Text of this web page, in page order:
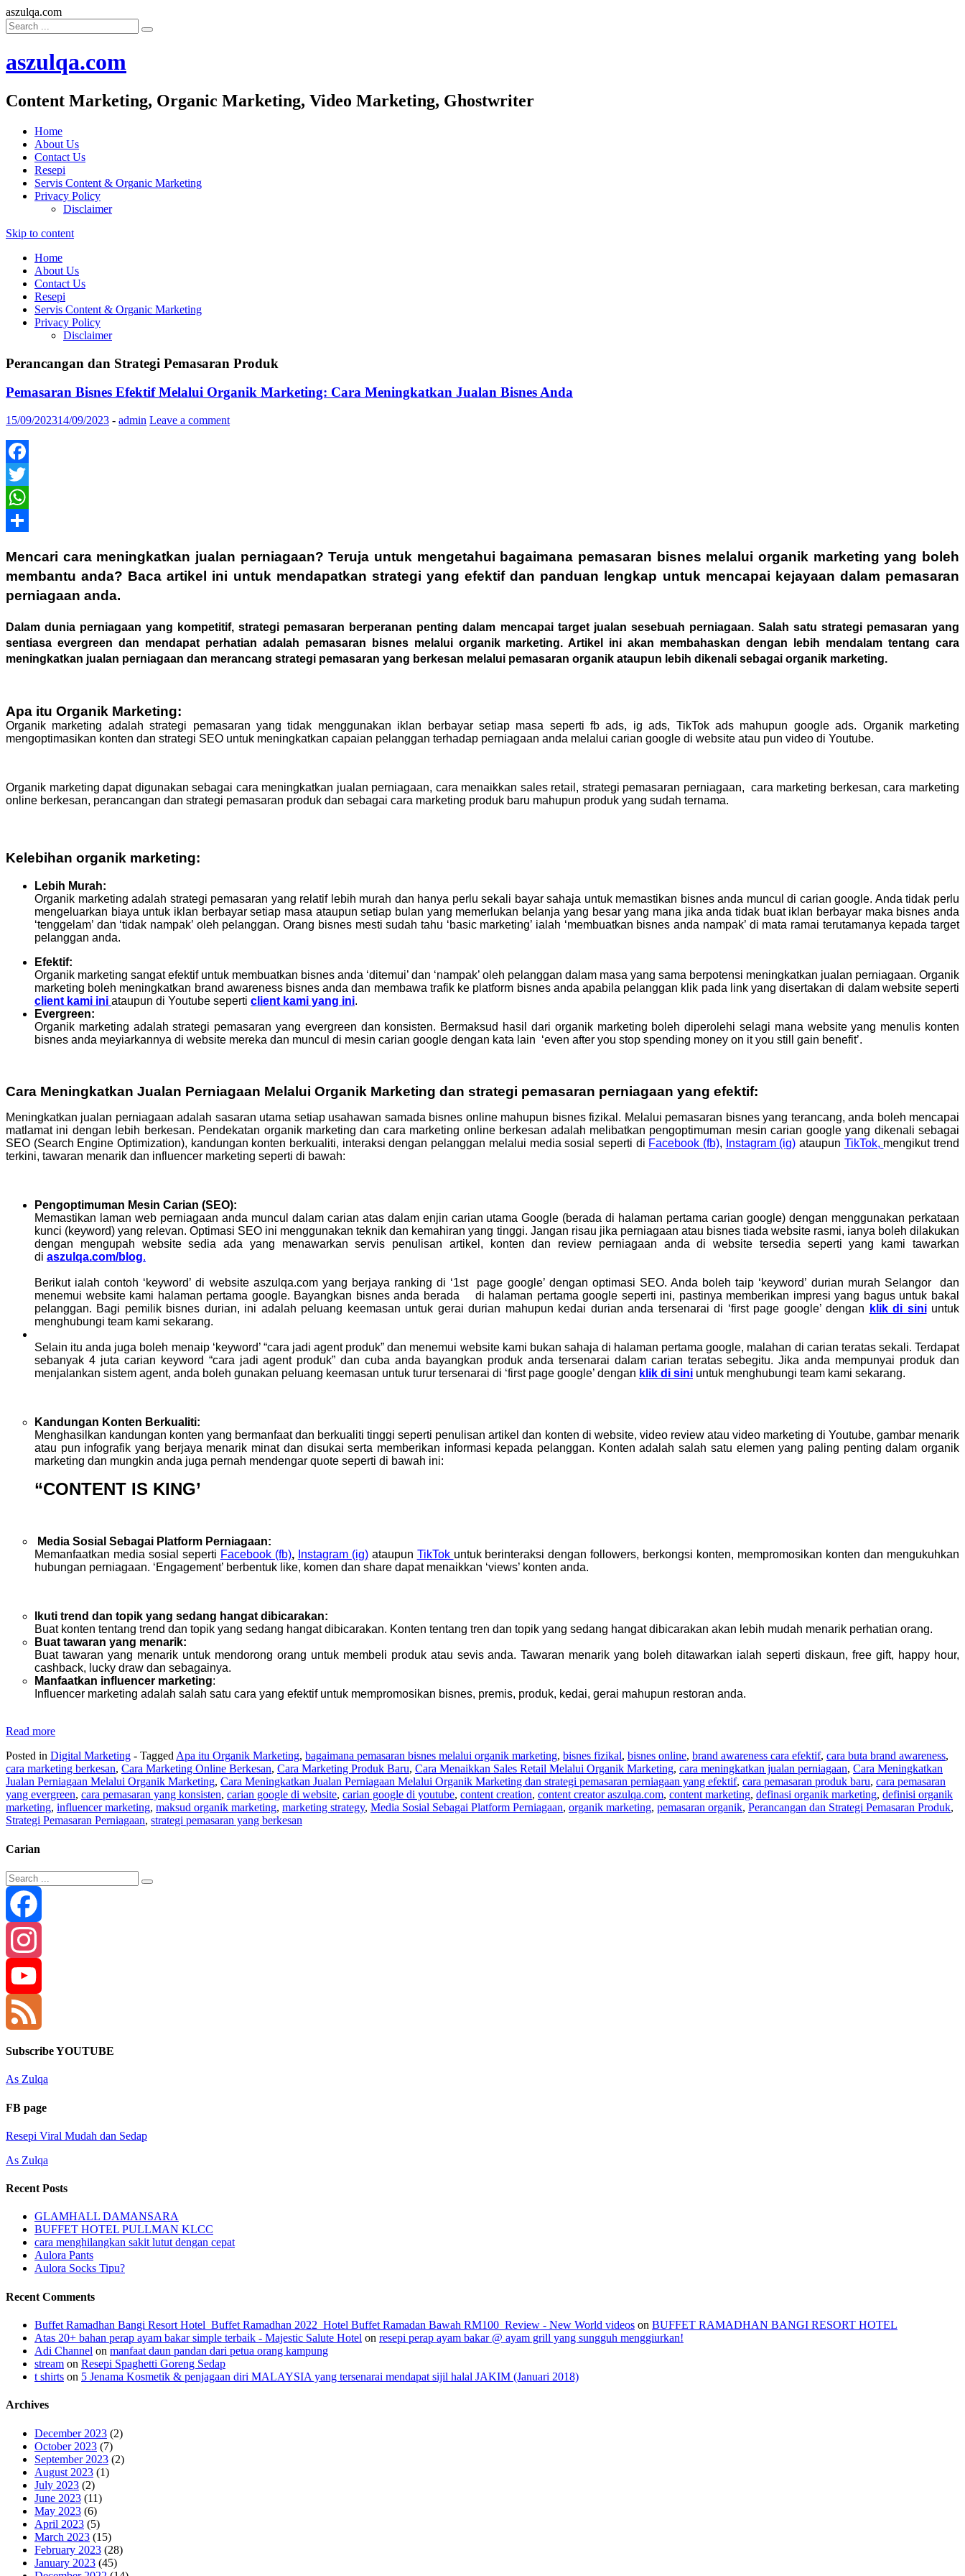
aszulqa.com
aszulqa.com
Content Marketing, Organic Marketing, Video Marketing, Ghostwriter
Home
About Us
Contact Us
Resepi
Servis Content & Organic Marketing
Privacy Policy
Disclaimer
Skip to content
Home
About Us
Contact Us
Resepi
Servis Content & Organic Marketing
Privacy Policy
Disclaimer
Perancangan dan Strategi Pemasaran Produk
Pemasaran Bisnes Efektif Melalui Organik Marketing: Cara Meningkatkan Jualan Bisnes Anda
15/09/202314/09/2023 - admin Leave a comment
Facebook
Twitter
WhatsApp
Mencari cara meningkatkan jualan perniagaan? Teruja untuk mengetahui bagaimana pemasaran bisnes melalui organik marketing yang boleh
membantu anda? Baca artikel ini untuk mendapatkan strategi yang efektif dan panduan lengkap untuk mencapai kejayaan dalam pemasaran
perniagaan anda.
Dalam dunia perniagaan yang kompetitif, strategi pemasaran berperanan penting dalam mencapai target jualan sesebuah perniagaan. Salah satu strategi pemasaran yang
sentiasa evergreen dan mendapat perhatian adalah pemasaran bisnes melalui organik marketing. Artikel ini akan membahaskan dengan lebih mendalam tentang cara
meningkatkan jualan perniagaan dan merancang strategi pemasaran yang berkesan melalui pemasaran organik ataupun lebih dikenali sebagai organik marketing.
Apa itu Organik Marketing:
Organik marketing adalah strategi pemasaran yang tidak menggunakan iklan berbayar setiap masa seperti fb ads, ig ads, TikTok ads mahupun google ads. Organik marketing
mengoptimasikan konten dan strategi SEO untuk meningkatkan capaian pelanggan terhadap perniagaan anda melalui carian google di website atau pun video di Youtube.
Organik marketing dapat digunakan sebagai cara meningkatkan jualan perniagaan, cara menaikkan sales retail, strategi pemasaran perniagaan, cara marketing berkesan, cara marketing
online berkesan, perancangan dan strategi pemasaran produk dan sebagai cara marketing produk baru mahupun produk yang sudah ternama.
Kelebihan organik marketing:
Lebih Murah:
Organik marketing adalah strategi pemasaran yang relatif lebih murah dan hanya perlu sekali bayar sahaja untuk memastikan bisnes anda muncul di carian google. Anda tidak perlu
mengeluarkan biaya untuk iklan berbayar setiap masa ataupun setiap bulan yang memerlukan belanja yang besar yang mana jika anda tidak buat iklan berbayar maka bisnes anda
‘tenggelam’ dan ‘tidak nampak’ oleh pelanggan. Orang bisnes mesti sudah tahu ‘basic marketing’ ialah ‘membuatkan bisnes anda nampak’ di mata ramai terutamanya kepada target
pelanggan anda.
Efektif:
Organik marketing sangat efektif untuk membuatkan bisnes anda ‘ditemui’ dan ‘nampak’ oleh pelanggan dalam masa yang sama berpotensi meningkatkan jualan perniagaan. Organik
marketing boleh meningkatkan brand awareness bisnes anda dan membawa trafik ke platform bisnes anda apabila pelanggan klik pada link yang disertakan di dalam website seperti
client kami ini ataupun di Youtube seperti client kami yang ini.
Evergreen:
Organik marketing adalah strategi pemasaran yang evergreen dan konsisten. Bermaksud hasil dari organik marketing boleh diperolehi selagi mana website yang menulis konten
bisnes anda meyiarkannya di website mereka dan muncul di mesin carian google dengan kata lain ‘even after you stop spending money on it you still gain benefit’.
Cara Meningkatkan Jualan Perniagaan Melalui Organik Marketing dan strategi pemasaran perniagaan yang efektif:
Meningkatkan jualan perniagaan adalah sasaran utama setiap usahawan samada bisnes online mahupun bisnes fizikal. Melalui pemasaran bisnes yang terancang, anda boleh mencapai
matlamat ini dengan lebih berkesan. Pendekatan organik marketing dan cara marketing online berkesan adalah melibatkan pengoptimuman mesin carian google yang dikenali sebagai
SEO (Search Engine Optimization), kandungan konten berkualiti, interaksi dengan pelanggan melalui media sosial seperti di Facebook (fb), Instagram (ig) ataupun TikTok, mengikut trend
terkini, tawaran menarik dan influencer marketing seperti di bawah:
Pengoptimuman Mesin Carian (SEO):
Memastikan laman web perniagaan anda muncul dalam carian atas dalam enjin carian utama Google (berada di halaman pertama carian google) dengan menggunakan perkataan
kunci (keyword) yang relevan. Optimasi SEO ini menggunakan teknik dan kemahiran yang tinggi. Jangan risau jika perniagaan atau bisnes tiada website rasmi, ianya boleh dilakukan
dengan mengupah website sedia ada yang menawarkan servis penulisan artikel, konten dan review perniagaan anda di website tersedia seperti yang kami tawarkan
di aszulqa.com/blog.
Berikut ialah contoh ‘keyword’ di website aszulqa.com yang berjaya ranking di ‘1st page google’ dengan optimasi SEO. Anda boleh taip ‘keyword’ durian murah Selangor dan
menemui website kami halaman pertama google. Bayangkan bisnes anda berada di halaman pertama google seperti ini, pastinya memberikan impresi yang bagus untuk bakal
pelanggan. Bagi pemilik bisnes durian, ini adalah peluang keemasan untuk gerai durian mahupun kedai durian anda tersenarai di ‘first page google’ dengan
klik di siniuntuk
menghubungi team kami sekarang.
Selain itu anda juga boleh menaip ‘keyword’ “cara jadi agent produk” dan menemui website kami bukan sahaja di halaman pertama google, malahan di carian teratas sekali. Terdapat
sebanyak 4 juta carian keyword “cara jadi agent produk” dan cuba anda bayangkan produk anda tersenarai dalam carian teratas sebegitu. Jika anda mempunyai produk dan
menjalankan sistem agent, anda boleh gunakan peluang keemasan untuk turur tersenarai di ‘first page google’ dengan klik di sini untuk menghubungi team kami sekarang.
Kandungan Konten Berkualiti:
Menghasilkan kandungan konten yang bermanfaat dan berkualiti tinggi seperti penulisan artikel dan konten di website, video review atau video marketing di Youtube, gambar menarik
atau pun infografik yang berjaya menarik minat dan disukai serta memberikan informasi kepada pelanggan. Konten adalah salah satu elemen yang paling penting dalam organik
marketing dan mungkin anda juga pernah mendengar quote seperti di bawah ini:
“CONTENT IS KING’
Media Sosial Sebagai Platform Perniagaan:
Memanfaatkan media sosial seperti Facebook (fb), Instagram (ig)ataupun TikTok untuk berinteraksi dengan followers, berkongsi konten, mempromosikan konten dan mengukuhkan
hubungan perniagaan. ‘Engagement’ berbentuk like, komen dan share dapat menaikkan ‘views’ konten anda.
Ikuti trend dan topik yang sedang hangat dibicarakan:
Buat konten tentang trend dan topik yang sedang hangat dibicarakan. Konten tentang tren dan topik yang sedang hangat dibicarakan akan lebih mudah menarik perhatian orang.
Buat tawaran yang menarik:
Buat tawaran yang menarik untuk mendorong orang untuk membeli produk atau sevis anda. Tawaran menarik yang boleh ditawarkan ialah seperti diskaun, free gift, happy hour,
cashback, lucky draw dan sebagainya.
Manfaatkan influencer marketing:
Influencer marketing adalah salah satu cara yang efektif untuk mempromosikan bisnes, premis, produk, kedai, gerai mahupun restoran anda.
Read more
Posted in Digital Marketing - Tagged Apa itu Organik Marketing, bagaimana pemasaran bisnes melalui organik marketing, bisnes fizikal, bisnes online, brand awareness cara efektif, cara buta brand awareness,
cara marketing berkesan, Cara Marketing Online Berkesan, Cara Marketing Produk Baru, Cara Menaikkan Sales Retail Melalui Organik Marketing, cara meningkatkan jualan perniagaan, Cara Meningkatkan
Jualan Perniagaan Melalui Organik Marketing, Cara Meningkatkan Jualan Perniagaan Melalui Organik Marketing dan strategi pemasaran perniagaan yang efektif, cara pemasaran produk baru, cara pemasaran
yang evergreen, cara pemasaran yang konsisten, carian google di website, carian google di youtube, content creation, content creator aszulqa.com, content marketing, definasi organik marketing, definisi organik
marketing, influencer marketing, maksud organik marketing, marketing strategy, Media Sosial Sebagai Platform Perniagaan, organik marketing, pemasaran organik, Perancangan dan Strategi Pemasaran Produk,
Strategi Pemasaran Perniagaan, strategi pemasaran yang berkesan
Carian
Facebook
Instagram
YouTube
Channel
Feed
Subscribe YOUTUBE
As Zulqa
FB page
Resepi Viral Mudah dan Sedap
As Zulqa
Recent Posts
GLAMHALL DAMANSARA
BUFFET HOTEL PULLMAN KLCC
cara menghilangkan sakit lutut dengan cepat
Aulora Pants
Aulora Socks Tipu?
Recent Comments
Buffet Ramadhan Bangi Resort Hotel_Buffet Ramadhan 2022_Hotel Buffet Ramadan Bawah RM100_Review - New World videos on BUFFET RAMADHAN BANGI RESORT HOTEL
Atas 20+ bahan perap ayam bakar simple terbaik - Majestic Salute Hotel on resepi perap ayam bakar @ ayam grill yang sungguh menggiurkan!
Adi Channel on manfaat daun pandan dari petua orang kampung
stream on Resepi Spaghetti Goreng Sedap
t shirts on 5 Jenama Kosmetik & penjagaan diri MALAYSIA yang tersenarai mendapat sijil halal JAKIM (Januari 2018)
Archives
December 2023 (2)
October 2023 (7)
September 2023 (2)
August 2023 (1)
July 2023 (2)
June 2023 (11)
May 2023 (6)
April 2023 (5)
March 2023 (15)
February 2023 (28)
January 2023 (45)